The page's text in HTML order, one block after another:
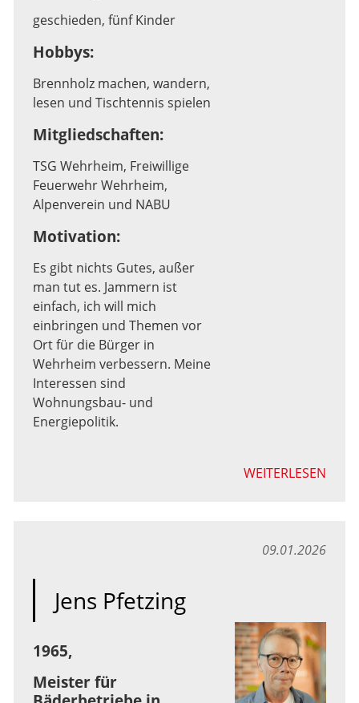
geschieden, fünf Kinder
Hobbys:
Brennholz machen, wandern,
lesen und Tischtennis spielen
Mitgliedschaften:
TSG Wehrheim, Freiwillige
Feuerwehr Wehrheim,
Alpenverein und NABU
Motivation:
Es gibt nichts Gutes, außer
man tut es. Jammern ist
einfach, ich will mich
einbringen und Themen vor
Ort für die Bürger in
Wehrheim verbessern. Meine
Interessen sind
Wohnungsbau- und
Energiepolitik.
WEITERLESEN
09.01.2026
Jens Pfetzing
1965,
Meister für